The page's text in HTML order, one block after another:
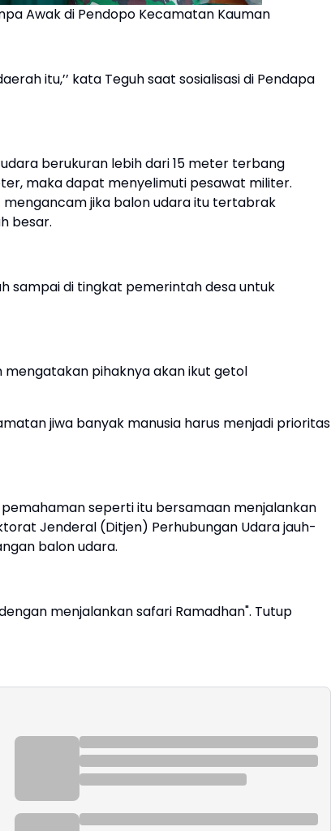
Awak di Pendopo Kecamatan Kauman
itu,’’ kata Teguh saat sosialisasi di Pendapa
berukuran lebih dari 15 meter terbang
maka dapat menyelimuti pesawat militer.
jika balon udara itu tertabrak
besar.
sampai di tingkat pemerintah desa untuk
mengatakan pihaknya akan ikut getol
jiwa banyak manusia harus menjadi prioritas
seperti itu bersamaan menjalankan
Jenderal (Ditjen) Perhubungan Udara jauh-
balon udara.
menjalankan safari Ramadhan". Tutup